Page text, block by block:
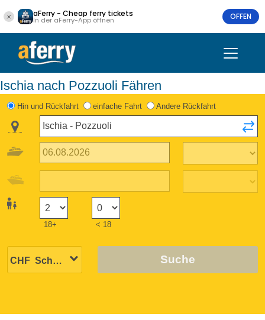
aFerry - Cheap ferry tickets
In der aFerry-App öffnen OFFEN
Ischia nach Pozzuoli Fähren
Hin und Rückfahrt einfache Fahrt Andere Rückfahrt
18+ < 18
Suche